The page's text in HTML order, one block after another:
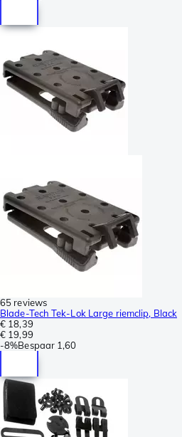
65 reviews
Blade-Tech Tek-Lok Large riemclip, Black
€ 18,39
€ 19,99
-8%Bespaar 1,60